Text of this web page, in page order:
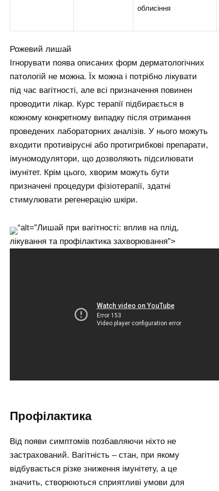
облисіння
Рожевий лишай
Ігнорувати поява описаних форм дерматологічних
патологій не можна. Їх можна і потрібно лікувати
під час вагітності, але всі призначення повинен
проводити лікар. Курс терапії підбирається в
кожному конкретному випадку після отримання
проведених лабораторних аналізів. У нього можуть
входити противірусні або протигрибкові препарати,
імуномодулятори, що дозволяють підсилювати
імунітет. Крім цього, хворим можуть бути
призначені процедури фізіотерапії, здатні
стимулювати регенерацію шкіри.
“alt=”Лишай при вагітності: вплив на плід,
лікування та профілактика захворювання”>
Профілактика
Від появи симптомів позбавляючи ніхто не
застрахований. Вагітність – стан, при якому
відбувається різке зниження імунітету, а це
значить, створюються сприятливі умови для